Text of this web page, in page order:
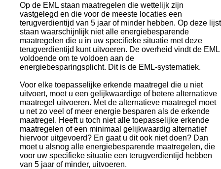
Op de EML staan maatregelen die wettelijk zijn
vastgelegd en die voor de meeste locaties een
terugverdientijd van 5 jaar of minder hebben. Op deze lijst
staan waarschijnlijk niet alle energiebesparende
maatregelen die u in uw specifieke situatie met deze
terugverdientijd kunt uitvoeren. De overheid vindt de EML
voldoende om te voldoen aan de
energiebesparingsplicht. Dit is de EML-systematiek.
Voor elke toepasselijke erkende maatregel die u niet
uitvoert, moet u een gelijkwaardige of betere alternatieve
maatregel uitvoeren. Met de alternatieve maatregel moet
u net zo veel of meer energie besparen als de erkende
maatregel. Heeft u toch niet alle toepasselijke erkende
maatregelen of een minimaal gelijkwaardig alternatief
hiervoor uitgevoerd? En gaat u dit ook niet doen? Dan
moet u alsnog alle energiebesparende maatregelen, die
voor uw specifieke situatie een terugverdientijd hebben
van 5 jaar of minder, uitvoeren.